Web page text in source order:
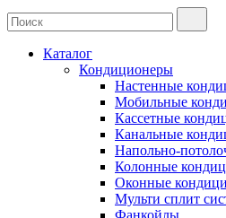
Каталог
Кондиционеры
Настенные
Мобильные
Кассетные
Канальные
Напольно-
Колонные
Оконные
Мульти сплит
Фанкойлы